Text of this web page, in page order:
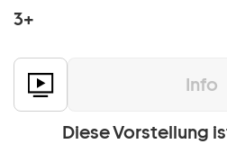
3+
Info
Diese Vorstellung